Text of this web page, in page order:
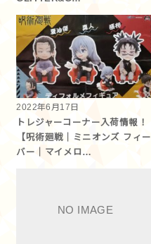
2022年6月17日
トレジャーコーナー入荷情報！
【呪術廻戦｜ミニオンズ フィー
バー｜マイメロ…